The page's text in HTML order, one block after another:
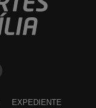
EXPEDIENTE